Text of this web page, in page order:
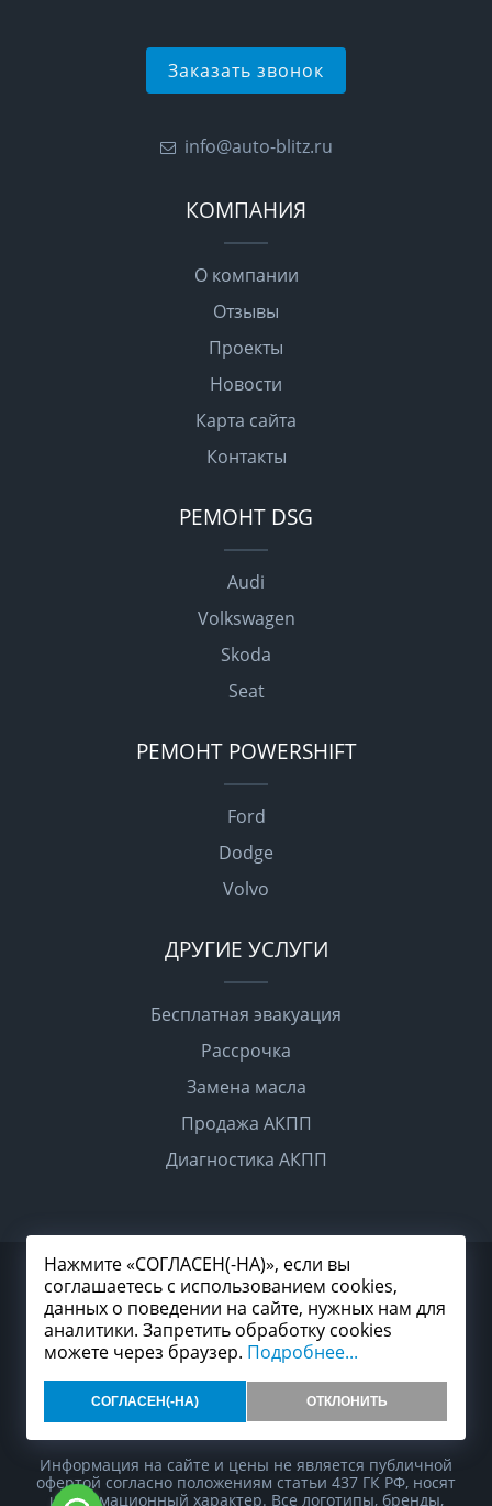
Заказать звонок
info@auto-blitz.ru
КОМПАНИЯ
О компании
Отзывы
Проекты
Новости
Карта сайта
Контакты
РЕМОНТ DSG
Audi
Volkswagen
Skoda
Seat
РЕМОНТ POWERSHIFT
Ford
Dodge
Volvo
ДРУГИЕ УСЛУГИ
Бесплатная эвакуация
Рассрочка
Замена масла
Продажа АКПП
Диагностика АКПП
2026 © Все права защищены
Политика конфиденциальности
Согласие на обработку персональных данных
Карта сайта
Разработка и продвижение сайта студия99web
Информация на сайте и цены не является публичной
офертой согласно положениям статьи 437 ГК РФ, носят
информационный характер. Все логотипы, бренды,
Нажмите «СОГЛАСЕН(-НА)», если вы
соглашаетесь с использованием cookies,
данных о поведении на сайте, нужных нам для
аналитики. Запретить обработку cookies
можете через браузер. Подробнее...
СОГЛАСЕН(-НА) ОТКЛОНИТЬ